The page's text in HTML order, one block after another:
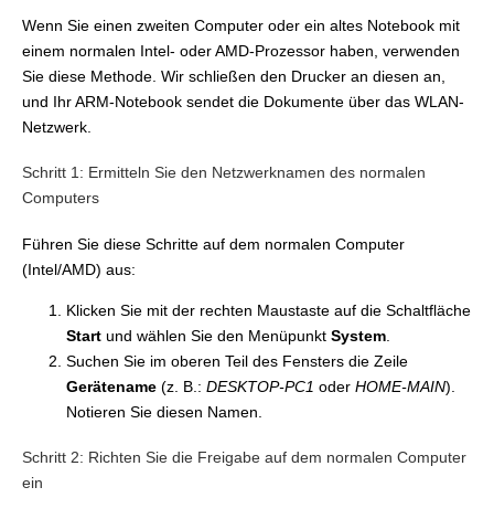
Wenn Sie einen zweiten Computer oder ein altes Notebook mit
einem normalen Intel- oder AMD-Prozessor haben, verwenden
Sie diese Methode. Wir schließen den Drucker an diesen an,
und Ihr ARM-Notebook sendet die Dokumente über das WLAN-
Netzwerk.
Schritt 1: Ermitteln Sie den Netzwerknamen des normalen
Computers
Führen Sie diese Schritte auf dem normalen Computer
(Intel/AMD) aus:
Klicken Sie mit der rechten Maustaste auf die Schaltfläche
Start und wählen Sie den Menüpunkt System
Suchen Sie im oberen Teil des Fensters die Zeile
Gerätename (z. B.: DESKTOP-PC1 oder HOME-MAIN).
Notieren Sie diesen Namen.
Schritt 2: Richten Sie die Freigabe auf dem normalen Computer
ein